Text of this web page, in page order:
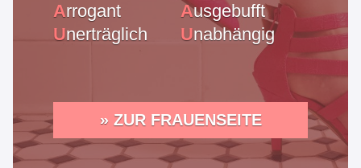
Arrogant
Unerträglich
Ausgebufft
Unabhängig
» ZUR FRAUENSEITE